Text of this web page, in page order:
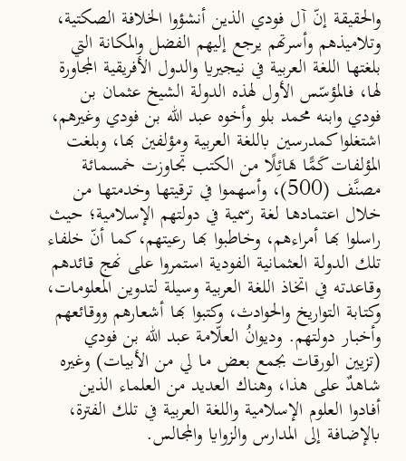
والحقيقة إنّ آل فودي الذين أنشؤوا الخلافة الصكتية،
وتلاميذهم وأسرتهم يرجع إليهم الفضل والمكانة التي
بلغتها اللغة العربية في نيجيريا والدول الأفريقية المجاورة
لها، فالمؤسّس الأول لهذه الدولة الشيخ عثمان بن
فودي وابنه محمد بلو وأخوه عبد الله بن فودي وغيرهم،
اشتغلوا كمدرسين باللغة العربية ومؤلفين بها، وبلغت
المؤلفات كَمًّا هَائِلًا من الكتب تجاوزت خمسمائة
مصنَّف (500)، وأسهموا في ترقيتها وخدمتها من
خلال اعتمادها لغة رسمية في دولتهم الإسلامية؛ حيث
راسلوا بها أمراءهم، وخاطبوا بها رعيتهم، كما أنّ خلفاء
تلك الدولة العثمانية الفودية استمروا على نهج قائدهم
وقاعدته في اتخاذ اللغة العربية وسيلة لتدوين المعلومات،
وكتابة التواريخ والحوادث، وكتبوا بها أشعارهم ووقائعهم
وأخبار دولتهم. وديوانُ العلّامة عبد الله بن فودي
(تزيين الورقات بجمع بعض ما لي من الأبيات) وغيره
شاهدٌ على هذا، وهناك العديد من العلماء الذين
أفادوا العلوم الإسلامية واللغة العربية في تلك الفترة،
بالإضافة إلى المدارس والزوايا والمجالس.